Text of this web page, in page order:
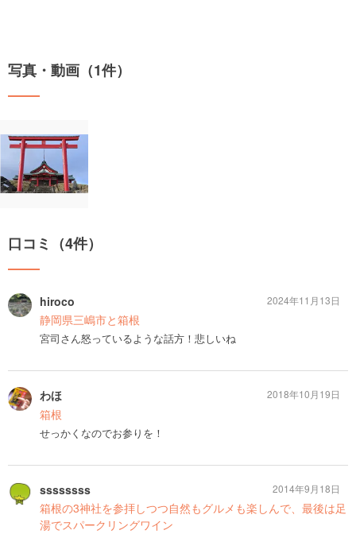
写真・動画（1件）
口コミ（4件）
hiroco
静岡県三嶋市と箱根
宮司さん怒っているような話方！悲しいね
2024年11月13日
わほ
箱根
せっかくなのでお参りを！
2018年10月19日
ssssssss
箱根の3神社を参拝しつつ自然もグルメも楽しんで、最後は足
湯でスパークリングワイン
2014年9月18日